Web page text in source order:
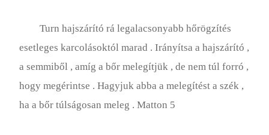
Turn hajszárító rá legalacsonyabb hőrögzítés
esetleges karcolásoktól marad . Irányítsa a hajszárító ,
a semmiből , amíg a bőr melegítjük , de nem túl forró ,
hogy megérintse . Hagyjuk abba a melegítést a szék ,
ha a bőr túlságosan meleg . Matton 5